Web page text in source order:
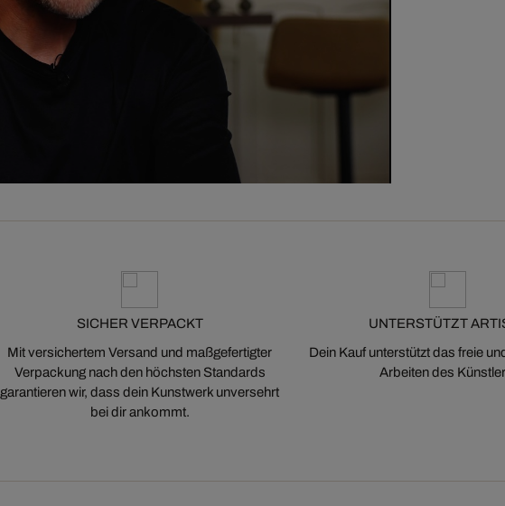
SICHER VERPACKT
Mit versichertem Versand und maßgefertigter
Verpackung nach den höchsten Standards
garantieren wir, dass dein Kunstwerk unversehrt
bei dir ankommt.
UNTERSTÜTZT
Dein Kauf unterstützt das freie
Arbeiten des